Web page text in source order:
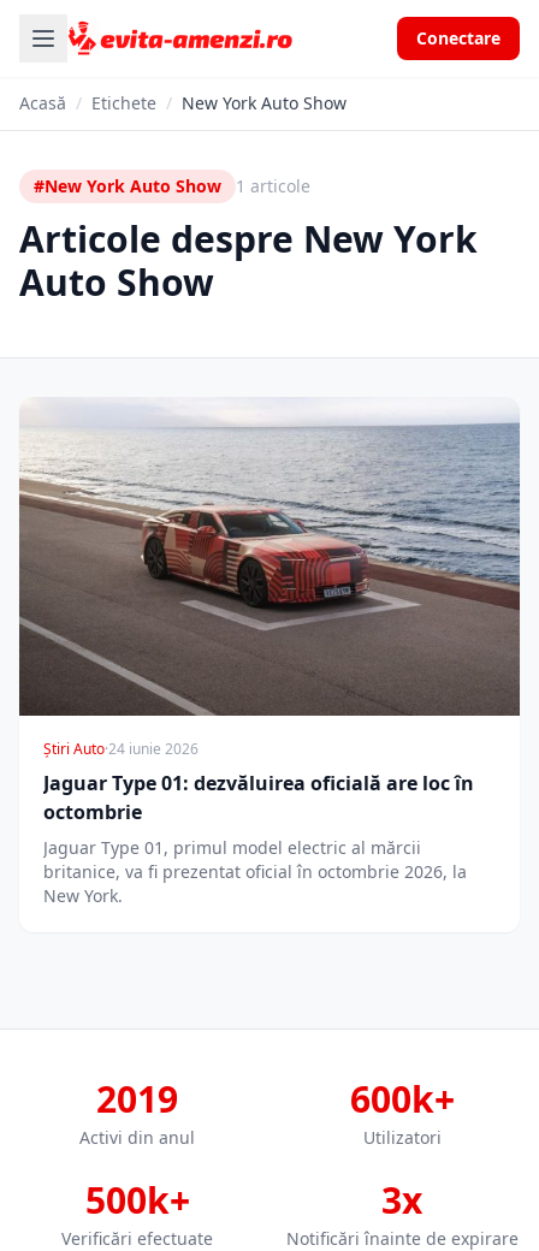
Conectare
Acasă / Etichete / New York Auto Show
#New York Auto Show 1 articole
Articole despre New York
Auto Show
Știri Auto·24 iunie 2026
Jaguar Type 01: dezvăluirea oficială are loc în
octombrie
Jaguar Type 01, primul model electric al mărcii
britanice, va fi prezentat oficial în octombrie 2026, la
New York.
2019
Activi din anul
600k+
Utilizatori
500k+
Verificări efectuate
3x
Notificări înainte de expirare